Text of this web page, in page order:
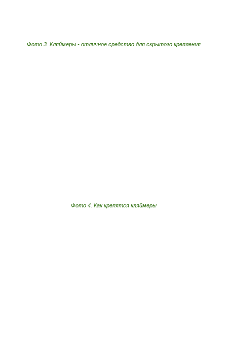
Фото 3. Кляймеры - отличное средство для скрытого крепления
Фото 4. Как крепятся кляймеры